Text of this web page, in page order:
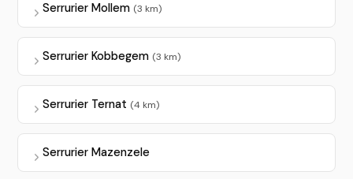
Serrurier Mollem (3 km)
Serrurier Kobbegem (3 km)
Serrurier Ternat (4 km)
Serrurier Mazenzele